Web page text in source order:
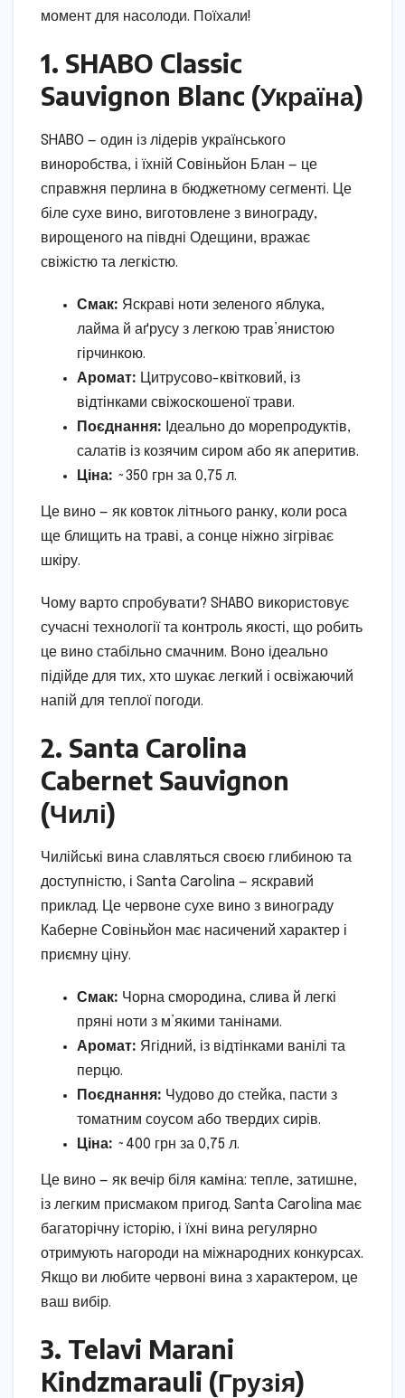
момент для насолоди. Поїхали!
1. SHABO Classic
Sauvignon Blanc (Україна)
SHABO — один із лідерів українського
виноробства, і їхній Совіньйон Блан — це
справжня перлина в бюджетному сегменті. Це
біле сухе вино, виготовлене з винограду,
вирощеного на півдні Одещини, вражає
свіжістю та легкістю.
Смак: Яскраві ноти зеленого яблука,
лайма й аґрусу з легкою трав’янистою
гірчинкою.
Аромат: Цитрусово-квітковий, із
відтінками свіжоскошеної трави.
Поєднання: Ідеально до морепродуктів,
салатів із козячим сиром або як аперитив.
Ціна: ~350 грн за 0,75 л.
Це вино — як ковток літнього ранку, коли роса
ще блищить на траві, а сонце ніжно зігріває
шкіру.
Чому варто спробувати? SHABO використовує
сучасні технології та контроль якості, що робить
це вино стабільно смачним. Воно ідеально
підійде для тих, хто шукає легкий і освіжаючий
напій для теплої погоди.
2. Santa Carolina
Cabernet Sauvignon
(Чилі)
Чилійські вина славляться своєю глибиною та
доступністю, і Santa Carolina — яскравий
приклад. Це червоне сухе вино з винограду
Каберне Совіньйон має насичений характер і
приємну ціну.
Смак: Чорна смородина, слива й легкі
пряні ноти з м’якими танінами.
Аромат: Ягідний, із відтінками ванілі та
перцю.
Поєднання: Чудово до стейка, пасти з
томатним соусом або твердих сирів.
Ціна: ~400 грн за 0,75 л.
Це вино — як вечір біля каміна: тепле, затишне,
із легким присмаком пригод. Santa Carolina має
багаторічну історію, і їхні вина регулярно
отримують нагороди на міжнародних конкурсах.
Якщо ви любите червоні вина з характером, це
ваш вибір.
3. Telavi Marani
Kindzmarauli (Грузія)